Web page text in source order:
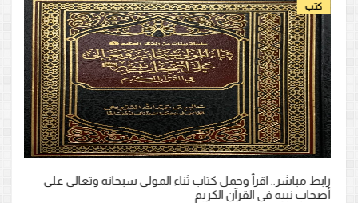
كتب
رابط مباشر.. اقرأ وحمل كتاب ثناء المولى سبحانه وتعالى على
أصحاب نبيه في القرآن الكريم